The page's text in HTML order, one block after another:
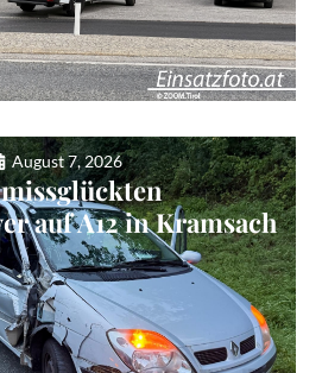
August 7, 2026
auf A12 in Kramsach